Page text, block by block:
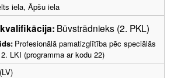
iela, Āpšu iela
Būvstrādnieks (2. PKL)
Profesionālā pamatizglītība pēc speciālās
LKI (programma ar kodu 22)